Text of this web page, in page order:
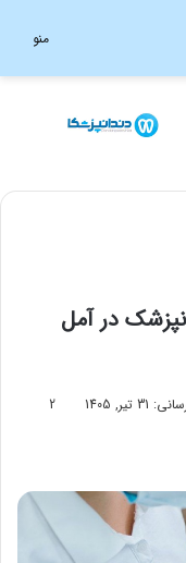
منو
در آمل
1405
2